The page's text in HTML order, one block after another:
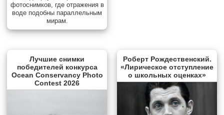
фотоснимков, где отражения в
воде подобны параллельным
мирам.
Лучшие снимки
победителей конкурса
Ocean Conservancy Photo
Contest 2026
Роберт Рождественский.
«Лирическое отступление
о школьных оценках»